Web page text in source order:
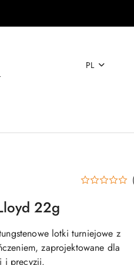
PL
22g
lotki turniejowe z
zaprojektowane dla
i precyzji.